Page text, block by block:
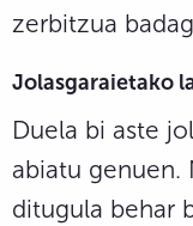
zerbitzua
Jolasgaraietako
Duela bi aste
abiatu genuen.
ditugula behar